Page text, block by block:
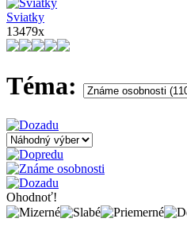
Sviatky
13479x
Téma:
Ohodnoť!